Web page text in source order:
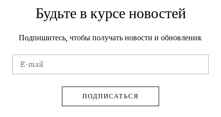
Будьте в курсе новостей
Подпишитесь, чтобы получать новости и обновления.